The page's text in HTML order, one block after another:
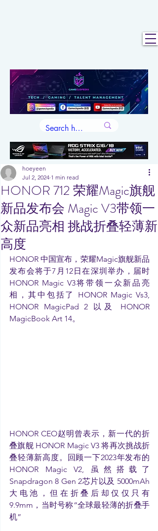
HONOR 712 荣耀Magic旗舰
新品发布会 Magic V3带领一
众新品亮相 挑战折叠轻薄新
高度
hoeyeen
Jul 2, 2024 1 min read
HONOR 中国宣布，荣耀Magic旗舰新品
发布会将于7月12日在深圳举办，届时
HONOR Magic V3将带领一众新品亮
相，其中包括了 HONOR Magic Vs3,
HONOR MagicPad 2 以及 HONOR
MagicBook Art 14。
HONOR CEO赵明曾表示，新一代的折
叠旗舰 HONOR Magic V3 将再次挑战折
叠轻薄新高度。回顾一下2023年发布的
HONOR Magic V2, 虽然搭载了
Snapdragon 8 Gen 2芯片以及 5000mAh
大电池，但在折叠后却仅仅只有
9.9mm，当时号称“全球最轻薄的折叠手
机”